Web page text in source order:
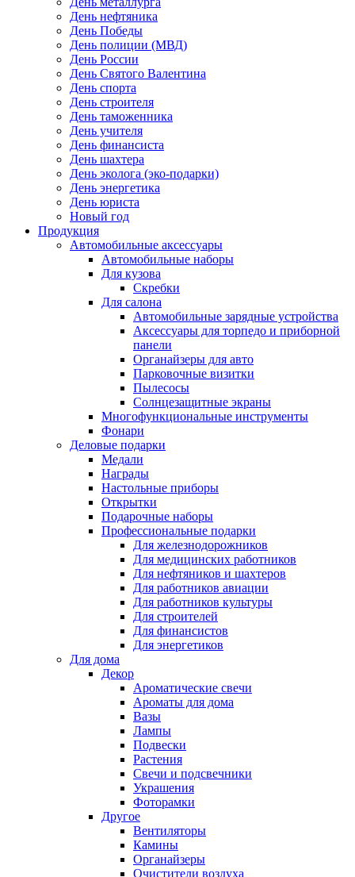
День нефтяника
День Победы
День полиции (МВД)
День России
День Святого Валентина
День спорта
День строителя
День таможенника
День учителя
День финансиста
День шахтера
День эколога (эко-подарки)
День энергетика
День юриста
Новый год
Продукция
Автомобильные аксессуары
Автомобильные наборы
Для кузова
Скребки
Для салона
Автомобильные зарядные устройства
Аксессуары для торпедо и приборной
панели
Органайзеры для авто
Парковочные визитки
Пылесосы
Солнцезащитные экраны
Многофункциональные инструменты
Фонари
Деловые подарки
Медали
Награды
Настольные приборы
Открытки
Подарочные наборы
Профессиональные подарки
Для железнодорожников
Для медицинских работников
Для нефтяников и шахтеров
Для работников авиации
Для работников культуры
Для строителей
Для финансистов
Для энергетиков
Для дома
Декор
Ароматические свечи
Ароматы для дома
Вазы
Лампы
Подвески
Растения
Свечи и подсвечники
Украшения
Фоторамки
Другое
Вентиляторы
Камины
Органайзеры
Очистители воздуха